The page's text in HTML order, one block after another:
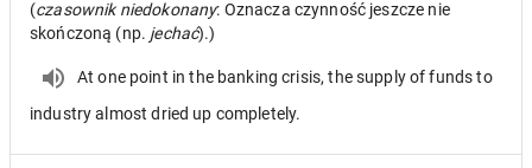
(czasownik niedokonany: Oznacza czynność jeszcze nie
skończoną (np. jechać).)
At one point in the banking crisis, the supply of funds to
industry almost dried up completely.